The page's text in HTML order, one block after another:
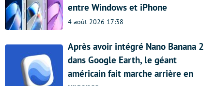
entre Windows et iPhone
4 août 2026 17:38
Après avoir intégré Nano Banana 2
dans Google Earth, le géant
américain fait marche arrière en